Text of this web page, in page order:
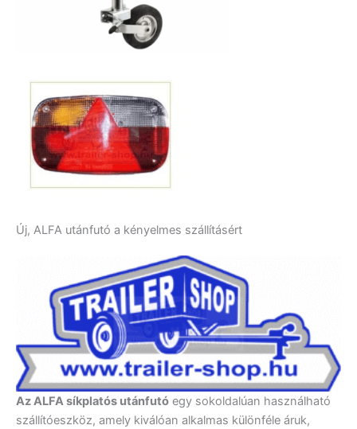
Új, ALFA utánfutó a kényelmes szállításért
Az ALFA síkplatós utánfutó egy sokoldalúan használható
szállítóeszköz, amely kiválóan alkalmas különféle áruk,